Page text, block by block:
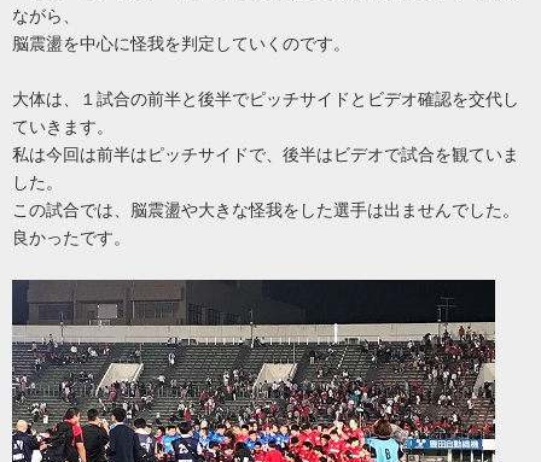
ながら、
脳震盪を中心に怪我を判定していくのです。
大体は、１試合の前半と後半でピッチサイドとビデオ確認を交代し
ていきます。
私は今回は前半はピッチサイドで、後半はビデオで試合を観ていま
した。
この試合では、脳震盪や大きな怪我をした選手は出ませんでした。
良かったです。